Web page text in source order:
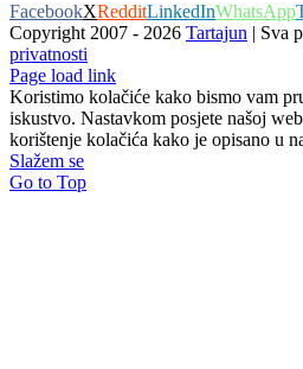
FacebookXRedditLinkedInWhatsApp
Copyright 2007 - 2026 Tartajun | Sva
privatnosti
Page load link
Koristimo kolačiće kako bismo vam
iskustvo. Nastavkom posjete našoj
korištenje kolačića kako je opisano u
Slažem se
Go to Top